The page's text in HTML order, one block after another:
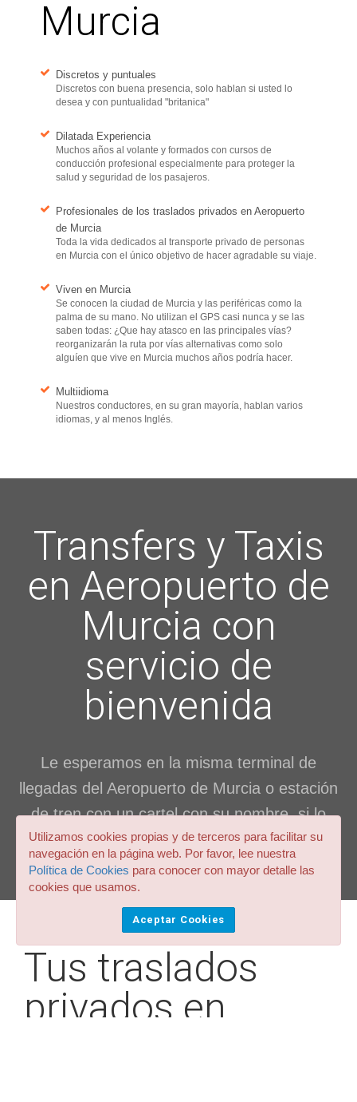
Murcia
Discretos y puntuales
Discretos con buena presencia, solo hablan si usted lo
desea y con puntualidad "britanica"
Dilatada Experiencia
Muchos años al volante y formados con cursos de
conducción profesional especialmente para proteger la
salud y seguridad de los pasajeros.
Profesionales de los traslados privados en Aeropuerto
de Murcia
Toda la vida dedicados al transporte privado de personas
en Murcia con el único objetivo de hacer agradable su viaje.
Viven en Murcia
Se conocen la ciudad de Murcia y las periféricas como la
palma de su mano. No utilizan el GPS casi nunca y se las
saben todas: ¿Que hay atasco en las principales vías?
reorganizarán la ruta por vías alternativas como solo
alguíen que vive en Murcia muchos años podría hacer.
Multiidioma
Nuestros conductores, en su gran mayoría, hablan varios
idiomas, y al menos Inglés.
Transfers y Taxis
en Aeropuerto de
Murcia con
servicio de
bienvenida
Le esperamos en la misma terminal de
llegadas del Aeropuerto de Murcia o estación
de tren con un cartel con su nombre, si lo
desea.
Tus traslados
privados en
Utilizamos cookies propias y de terceros para facilitar su
navegación en la página web. Por favor, lee nuestra
Política de Cookies para conocer con mayor detalle las
cookies que usamos.
Aceptar Cookies